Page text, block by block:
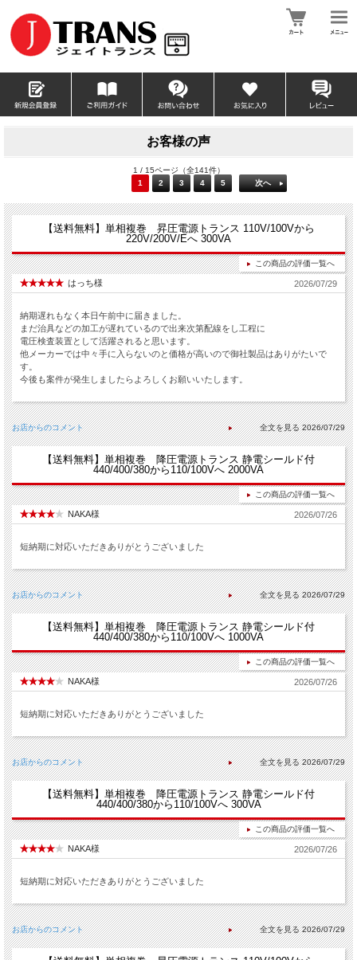
お客様の声
1 / 15ページ（全141件）
1
2 3 4 5 次へ
【送料無料】単相複巻 昇圧電源トランス 110V/100Vから
220V/200V/Eへ 300VA
この商品の評価一覧へ
はっち様 2026/07/29
納期遅れもなく本日午前中に届きました。
まだ治具などの加工が遅れているので出来次第配線をし工程に
電圧検査装置として活躍されると思います。
他メーカーでは中々手に入らないのと価格が高いので御社製品はありがたいで
す。
今後も案件が発生しましたらよろしくお願いいたします。
お店からのコメント 2026/07/29
【送料無料】単相複巻 降圧電源トランス 静電シールド付
440/400/380から110/100Vへ 2000VA
この商品の評価一覧へ
NAKA様 2026/07/26
短納期に対応いただきありがとうございました
お店からのコメント 2026/07/29
【送料無料】単相複巻 降圧電源トランス 静電シールド付
440/400/380から110/100Vへ 1000VA
この商品の評価一覧へ
NAKA様 2026/07/26
短納期に対応いただきありがとうございました
お店からのコメント 2026/07/29
【送料無料】単相複巻 降圧電源トランス 静電シールド付
440/400/380から110/100Vへ 300VA
この商品の評価一覧へ
NAKA様 2026/07/26
短納期に対応いただきありがとうございました
お店からのコメント 2026/07/29